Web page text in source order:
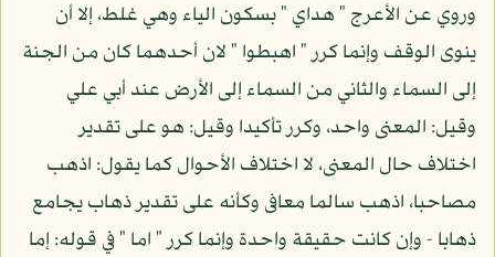
وروي عن الأعرج " هداي " بسكون الياء وهي غلط، إلا أن
ينوى الوقف وإنما كرر " اهبطوا " لان أحدهما كان من الجنة
إلى السماء والثاني من السماء إلى الأرض عند أبي علي
وقيل: المعنى واحد، وكرر تأكيدا وقيل: هو على تقدير
اختلاف حال المعنى، لا اختلاف الأحوال كما يقول: اذهب
مصاحبا، اذهب سالما معافى وكأنه على تقدير ذهاب يجامع
ذهابا - وإن كانت حقيقة واحدة وإنما كرر " اما " في قوله: إما